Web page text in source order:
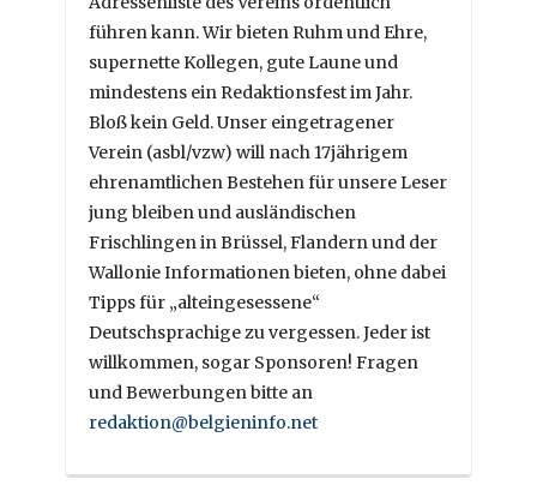
führen kann. Wir bieten Ruhm und Ehre,
supernette Kollegen, gute Laune und
mindestens ein Redaktionsfest im Jahr.
Bloß kein Geld. Unser eingetragener
Verein (asbl/vzw) will nach 17jährigem
ehrenamtlichen Bestehen für unsere Leser
jung bleiben und ausländischen
Frischlingen in Brüssel, Flandern und der
Wallonie Informationen bieten, ohne dabei
Tipps für „alteingesessene“
Deutschsprachige zu vergessen. Jeder ist
willkommen, sogar Sponsoren! Fragen
und Bewerbungen bitte an
redaktion@belgieninfo.net